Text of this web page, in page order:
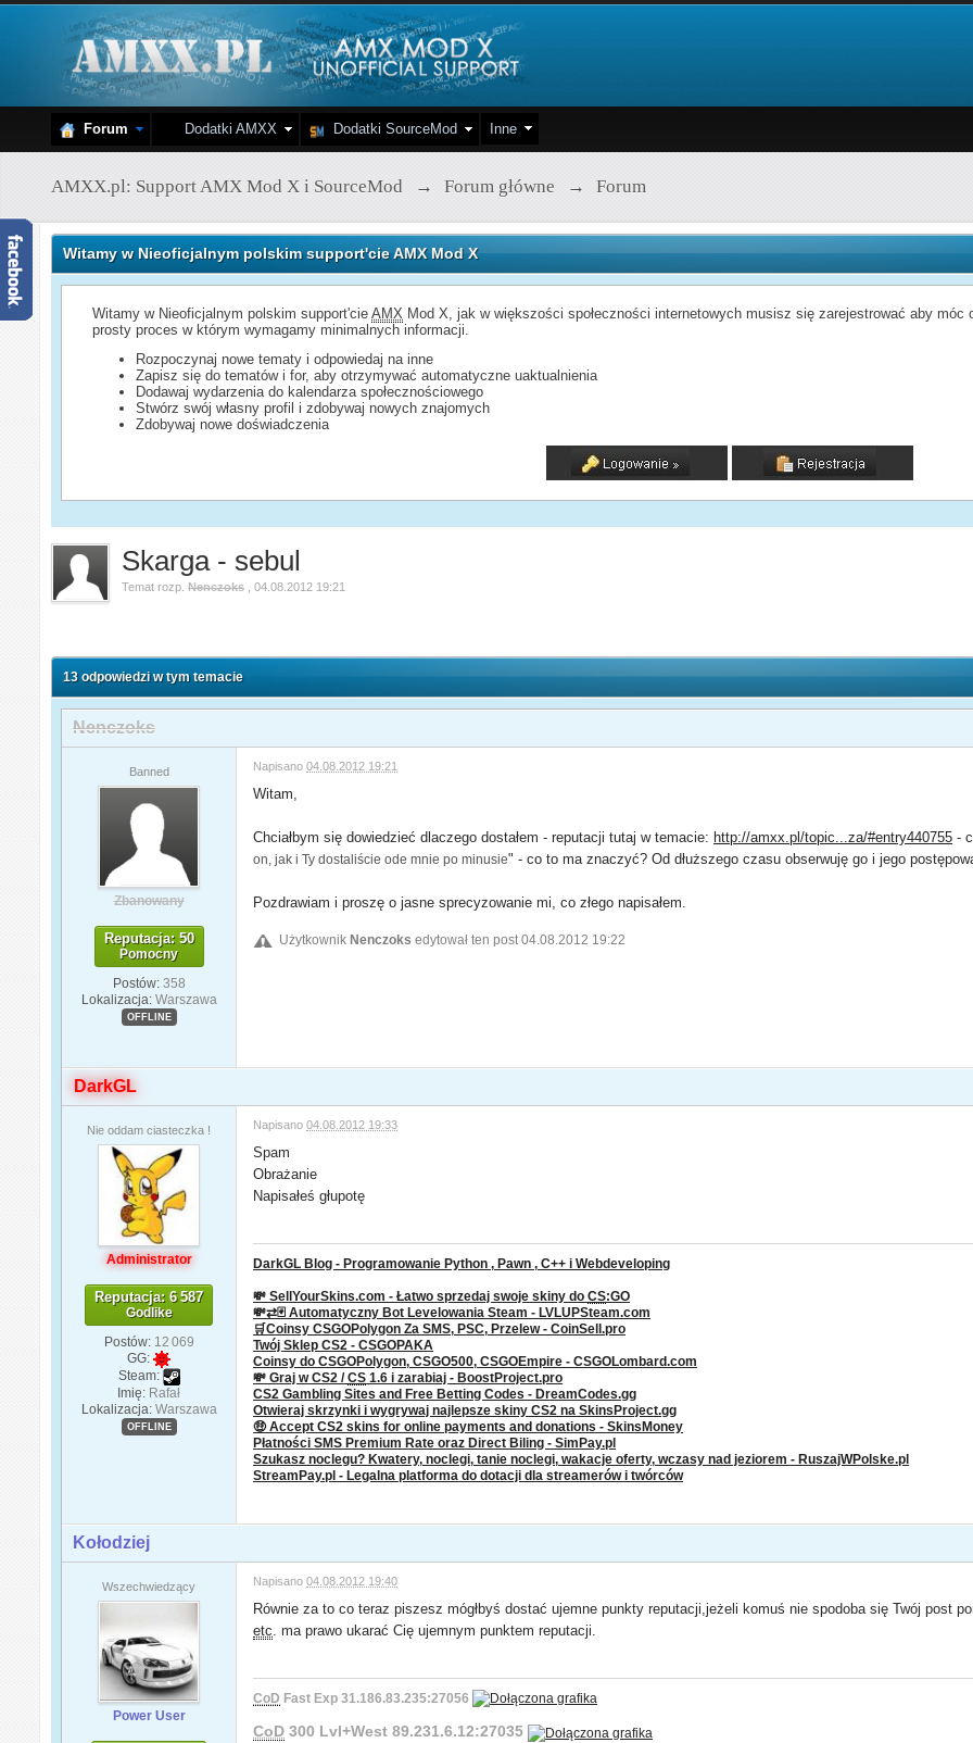
Forum Dodatki AMXX Dodatki SourceMod Inne
AMXX.pl: Support AMX Mod X i SourceMod → Forum główne → Forum
Witamy w Nieoficjalnym polskim support'cie AMX Mod X
Witamy w Nieoficjalnym polskim support'cieAMX Mod X, jak w większości społeczności internetowych musisz się zarejestrować aby
prosty proces w którym wymagamy minimalnych informacji.
Rozpoczynaj nowe tematy i odpowiedaj na inne
Zapisz się do tematów i for, aby otrzymywać automatyczne uaktualnienia
Dodawaj wydarzenia do kalendarza społecznościowego
Stwórz swój własny profil i zdobywaj nowych znajomych
Zdobywaj nowe doświadczenia
Skarga - sebul
Temat rozp.Nenczoks ,04.08.2012 19:21
13 odpowiedzi w tym temacie
Nenczoks
Banned
Zbanowany
Reputacja: 50
Pomocny
Postów: 358
Lokalizacja: Warszawa
OFFLINE
Napisano04.08.2012 19:21
Witam,
Chciałbym się dowiedzieć dlaczego dostałem - reputacji tutaj w temacie: http://amxx.pl/topic...za/#entry440755 -
on, jak i Ty dostaliście ode mnie po minusie" - co to ma znaczyć? Od dłuższego czasu obserwuję go i jego
Pozdrawiam i proszę o jasne sprecyzowanie mi, co złego napisałem.
UżytkownikNenczoks edytował ten post 04.08.2012 19:22
DarkGL
Nie oddam ciasteczka !
Administrator
Reputacja: 6 587
Godlike
Postów: 12 069
GG:
Steam:
Imię: Rafał
Lokalizacja: Warszawa
OFFLINE
Napisano04.08.2012 19:33
Spam
Obrażanie
Napisałeś głupotę
DarkGL Blog - Programowanie Python , Pawn , C++ i Webdeveloping
💸 SellYourSkins.com - Łatwo sprzedaj swoje skiny doCS:GO
💸⇄🃏 Automatyczny Bot Levelowania Steam - LVLUPSteam.com
🛒Coinsy CSGOPolygon Za SMS, PSC, Przelew - CoinSell.pro
Twój Sklep CS2 - CSGOPAKA
Coinsy do CSGOPolygon, CSGO500, CSGOEmpire - CSGOLombard.com
💸 Graj w CS2 /CS 1.6 i zarabiaj - BoostProject.pro
CS2 Gambling Sites and Free Betting Codes - DreamCodes.gg
Otwieraj skrzynki i wygrywaj najlepsze skiny CS2 na SkinsProject.gg
🤑 Accept CS2 skins for online payments and donations - SkinsMoney
Płatności SMS Premium Rate oraz Direct Biling - SimPay.pl
Szukasz noclegu? Kwatery, noclegi, tanie noclegi, wakacje oferty, wczasy nad jeziorem - RuszajWPolske.pl
StreamPay.pl - Legalna platforma do dotacji dla streamerów i twórców
Kołodziej
Wszechwiedzący
Power User
Napisano04.08.2012 19:40
Równie za to co teraz piszesz mógłbyś dostać ujemne punkty reputacji,jeżeli komuś nie spodoba się Twój post
etc . ma prawo ukarać Cię ujemnym punktem reputacji.
CoD Fast Exp 31.186.83.235:27056
CoD 300 Lvl+West 89.231.6.12:27035